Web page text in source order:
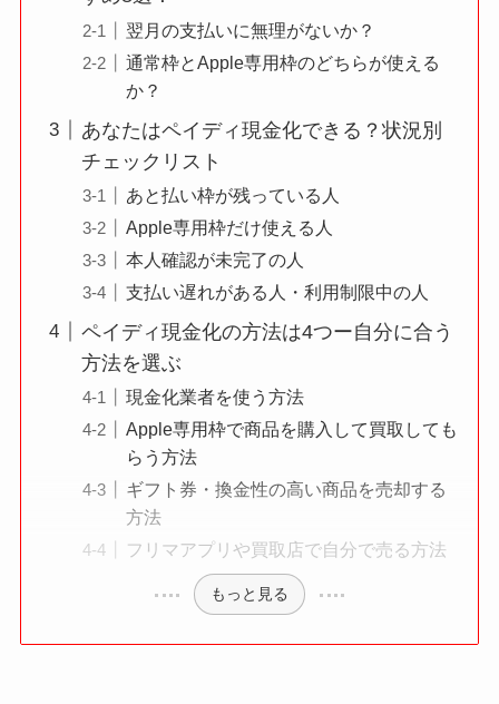
翌月の支払いに無理がないか？
通常枠とApple専用枠のどちらが使える
か？
あなたはペイディ現金化できる？状況別
チェックリスト
あと払い枠が残っている人
Apple専用枠だけ使える人
本人確認が未完了の人
支払い遅れがある人・利用制限中の人
ペイディ現金化の方法は4つー自分に合う
方法を選ぶ
現金化業者を使う方法
Apple専用枠で商品を購入して買取しても
らう方法
ギフト券・換金性の高い商品を売却する
方法
フリマアプリや買取店で自分で売る方法
もっと見る